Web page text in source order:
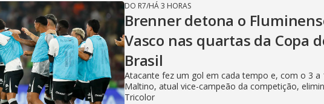
DO R7/HÁ 3 HORAS
Brenner detona o
Vasco nas quartas da Copa
Brasil
Atacante fez um gol em cada tempo e, com o 3 a
Maltino, atual vice-campeão da competição,
Tricolor